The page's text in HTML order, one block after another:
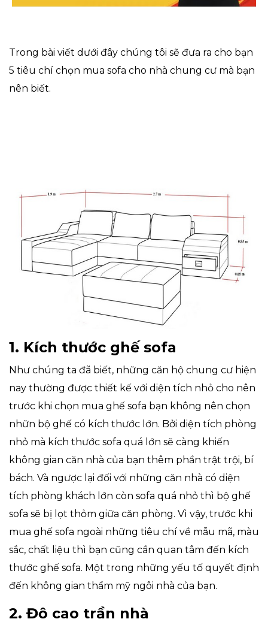
Trong bài viết dưới đây chúng tôi sẽ đưa ra cho bạn
5 tiêu chí chọn mua sofa cho nhà chung cư mà bạn
nên biết.
1. Kích thước ghế sofa
Như chúng ta đã biết, những căn hộ chung cư hiện
nay thường được thiết kế với diện tích nhỏ cho nên
trước khi chọn mua ghế sofa bạn không nên chọn
nhữn bộ ghế có kích thước lớn. Bởi diện tích phòng
nhỏ mà kích thước sofa quá lớn sẽ càng khiến
không gian căn nhà của bạn thêm phần trật trội, bí
bách. Và ngược lại đối với những căn nhà có diện
tích phòng khách lớn còn sofa quá nhỏ thì bộ ghế
sofa sẽ bị lọt thỏm giữa căn phòng. Vì vậy, trước khi
mua ghế sofa ngoài những tiêu chí về mẫu mã, màu
sắc, chất liệu thì bạn cũng cần quan tâm đến kích
thước ghế sofa. Một trong những yếu tố quyết định
đến không gian thẩm mỹ ngôi nhà của bạn.
2. Độ cao trần nhà